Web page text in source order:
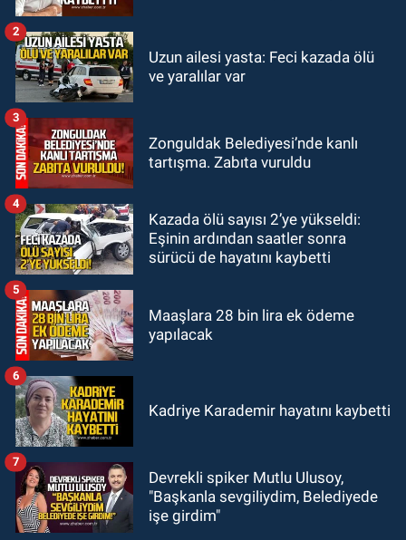
18:52Zonguldak'ta pitbul köpek
18:44Zonguldak'ta araç yayaya
Uzun ailesi yasta: Feci kazada ölü
ve yaralılar var
2
Zonguldak Belediyesi’nde kanlı
tartışma. Zabıta vuruldu
3
Kazada ölü sayısı 2’ye yükseldi:
Eşinin ardından saatler sonra
sürücü de hayatını kaybetti
4
Maaşlara 28 bin lira ek ödeme
yapılacak
5
Kadriye Karademir hayatını kaybetti
6
Devrekli spiker Mutlu Ulusoy,
"Başkanla sevgiliydim, Belediyede
işe girdim"
7